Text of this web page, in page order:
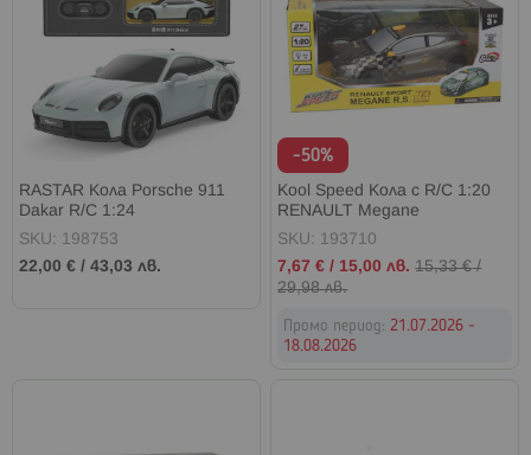
RASTAR Кола Porsche 911
Dakar R/C 1:24
SKU: 198753
22,00 € / 43,03 лв.
-50%
Kool Speed Кола с R/C 1:20
RENAULT Mеgane
SKU: 193710
Промо
цена
7,67 € / 15,00 лв. 15,33 €/
29,98 лв.
Промо период:21.07.2026 -
18.08.2026